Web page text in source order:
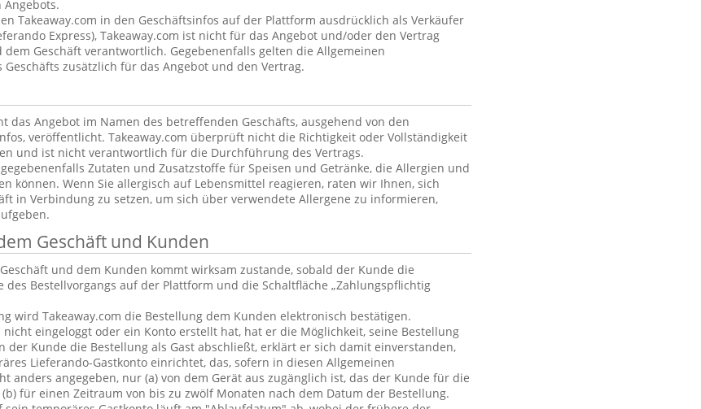
Takeaway.com in den Geschäftsinfos auf der Plattform ausdrücklich als Verkäufer
Express), Takeaway.com ist nicht für das Angebot und/oder den Vertrag
Geschäft verantwortlich. Gegebenenfalls gelten die Allgemeinen
Geschäfts zusätzlich für das Angebot und den Vertrag.
das Angebot im Namen des betreffenden Geschäfts, ausgehend von den
veröffentlicht. Takeaway.com überprüft nicht die Richtigkeit oder Vollständigkeit
und ist nicht verantwortlich für die Durchführung des Vertrags.
Zutaten und Zusatzstoffe für Speisen und Getränke, die Allergien und
können. Wenn Sie allergisch auf Lebensmittel reagieren, raten wir Ihnen, sich
in Verbindung zu setzen, um sich über verwendete Allergene zu informieren,
Geschäft und Kunden
und dem Kunden kommt wirksam zustande, sobald der Kunde die
des Bestellvorgangs auf der Plattform und die Schaltfläche „Zahlungspflichtig
wird Takeaway.com die Bestellung dem Kunden elektronisch bestätigen.
eingeloggt oder ein Konto erstellt hat, hat er die Möglichkeit, seine Bestellung
der Kunde die Bestellung als Gast abschließt, erklärt er sich damit einverstanden,
Lieferando-Gastkonto einrichtet, das, sofern in diesen Allgemeinen
anders angegeben, nur (a) von dem Gerät aus zugänglich ist, das der Kunde für die
für einen Zeitraum von bis zu zwölf Monaten nach dem Datum der Bestellung.